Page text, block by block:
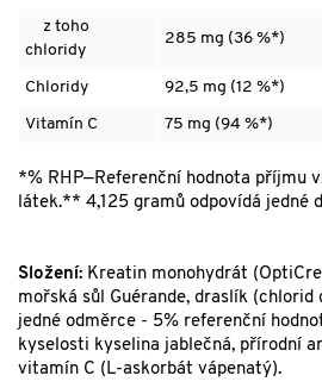
z toho
chloridy
285 mg (36 %*)
Chloridy 92,5 mg (12 %*)
Vitamín C 75 mg (94 %*)
*% RHP—Referenční hodnota příjmu
látek.** 4,125 gramů odpovídá jedné
Složení: Kreatin monohydrát
mořská sůl Guérande, draslík (chlorid
jedné odměrce - 5% referenční
kyselosti kyselina jablečná, přírodní
vitamín C (L-askorbát vápenatý).